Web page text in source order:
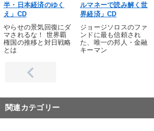
半・日本経済のゆく
え」CD
やらせの景気回復にダ
マされるな！ 世界覇
権国の推移と対日戦略
とは
ルマネーで読み解く世
界経済」CD
ジョージソロスのファ
ンドに最も信頼され
た、唯一の邦人・金融
キーマン
関連カテゴリー